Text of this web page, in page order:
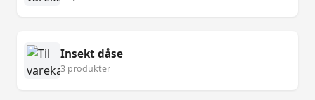
Insekt dåse
3 produkter